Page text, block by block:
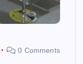
0 Comments